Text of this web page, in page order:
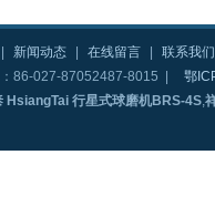
新闻动态 在线留言
联系我们
86-027-87052487-8015 |
鄂
HsiangTai 行星式球磨机BRS-4S,